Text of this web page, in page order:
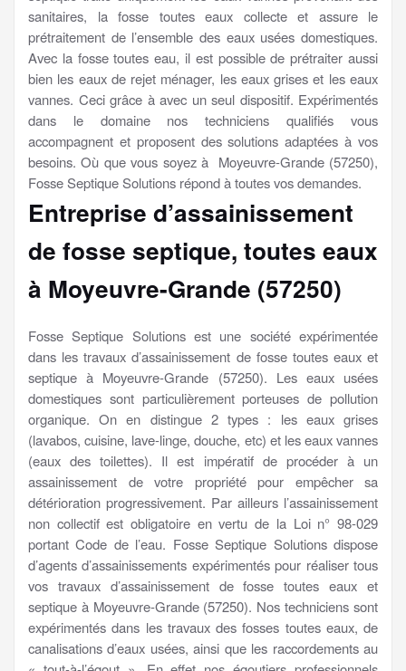
sanitaires, la fosse toutes eaux collecte et assure le
prétraitement de l’ensemble des eaux usées domestiques.
Avec la fosse toutes eau, il est possible de prétraiter aussi
bien les eaux de rejet ménager, les eaux grises et les eaux
vannes. Ceci grâce à avec un seul dispositif. Expérimentés
dans le domaine nos techniciens qualifiés vous
accompagnent et proposent des solutions adaptées à vos
besoins. Où que vous soyez à Moyeuvre-Grande (57250),
Fosse Septique Solutions répond à toutes vos demandes.
Entreprise d’assainissement
de fosse septique, toutes eaux
à Moyeuvre-Grande (57250)
Fosse Septique Solutions est une société expérimentée
dans les travaux d’assainissement de fosse toutes eaux et
septique à Moyeuvre-Grande (57250). Les eaux usées
domestiques sont particulièrement porteuses de pollution
organique. On en distingue 2 types : les eaux grises
(lavabos, cuisine, lave-linge, douche, etc) et les eaux vannes
(eaux des toilettes). Il est impératif de procéder à un
assainissement de votre propriété pour empêcher sa
détérioration progressivement. Par ailleurs l’assainissement
non collectif est obligatoire en vertu de la Loi n° 98-029
portant Code de l’eau. Fosse Septique Solutions dispose
d’agents d’assainissements expérimentés pour réaliser tous
vos travaux d’assainissement de fosse toutes eaux et
septique à Moyeuvre-Grande (57250). Nos techniciens sont
expérimentés dans les travaux des fosses toutes eaux, de
canalisations d’eaux usées, ainsi que les raccordements au